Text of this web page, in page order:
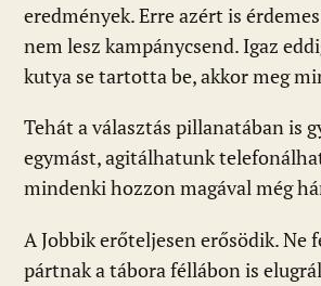
eredmények. Erre azért is
nem lesz kampánycsend. Igaz
kutya se tartotta be, akkor meg
Tehát a választás pillanatában is
egymást, agitálhatunk
mindenki hozzon magával még
A Jobbik erőteljesen erősödik. Ne
pártnak a tábora féllábon is